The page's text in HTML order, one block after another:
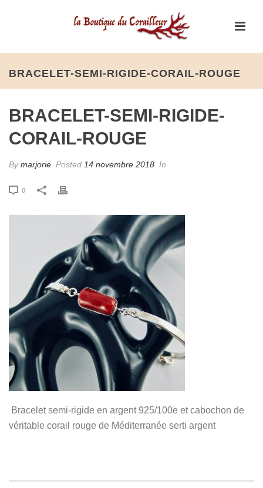
BRACELET-SEMI-RIGIDE-CORAIL-ROUGE
BRACELET-SEMI-RIGIDE-
CORAIL-ROUGE
Bymarjorie Posted 14 novembre 2018 In
0
Bracelet semi-rigide en argent 925/100e et cabochon de
véritable corail rouge de Méditerranée serti argent